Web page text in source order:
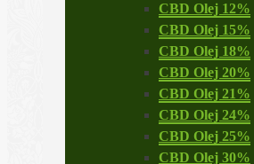
CBD Olej 12%
CBD Olej 15%
CBD Olej 18%
CBD Olej 20%
CBD Olej 21%
CBD Olej 24%
CBD Olej 25%
CBD Olej 30%